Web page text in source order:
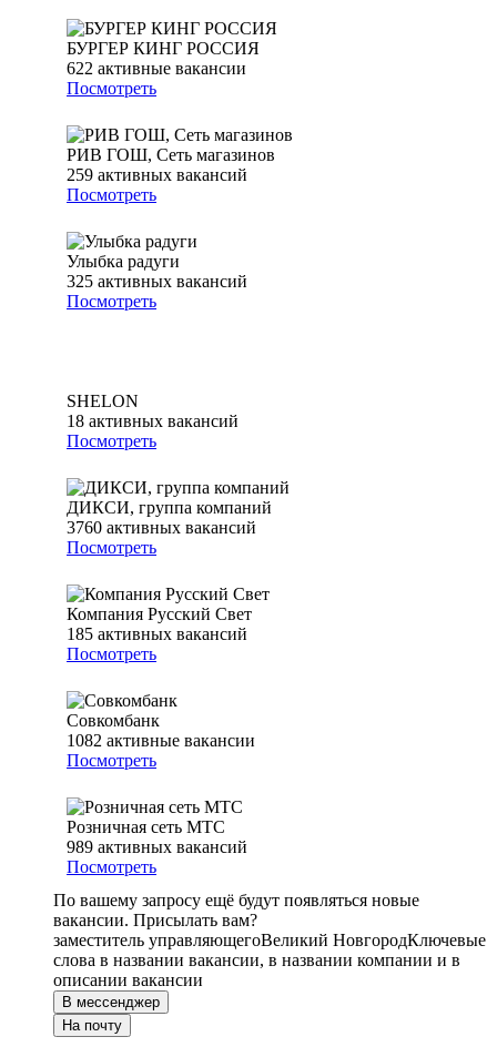
БУРГЕР КИНГ РОССИЯ
622 активные вакансии
Посмотреть
РИВ ГОШ, Сеть магазинов
259 активных вакансий
Посмотреть
Улыбка радуги
325 активных вакансий
Посмотреть
SHELON
18 активных вакансий
Посмотреть
ДИКСИ, группа компаний
3760 активных вакансий
Посмотреть
Компания Русский Свет
185 активных вакансий
Посмотреть
Совкомбанк
1082 активные вакансии
Посмотреть
Розничная сеть МТС
989 активных вакансий
Посмотреть
По вашему запросу ещё будут появляться новые
вакансии. Присылать вам?
заместитель управляющегоВеликий НовгородКлючевые
слова в названии вакансии, в названии компании и в
описании вакансии
В мессенджер
На почту